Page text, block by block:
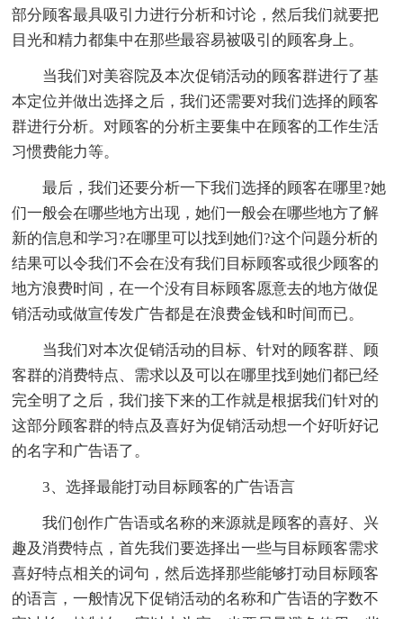
部分顾客最具吸引力进行分析和讨论，然后我们就要把
目光和精力都集中在那些最容易被吸引的顾客身上。
当我们对美容院及本次促销活动的顾客群进行了基
本定位并做出选择之后，我们还需要对我们选择的顾客
群进行分析。对顾客的分析主要集中在顾客的工作生活
习惯费能力等。
最后，我们还要分析一下我们选择的顾客在哪里?她
们一般会在哪些地方出现，她们一般会在哪些地方了解
新的信息和学习?在哪里可以找到她们?这个问题分析的
结果可以令我们不会在没有我们目标顾客或很少顾客的
地方浪费时间，在一个没有目标顾客愿意去的地方做促
销活动或做宣传发广告都是在浪费金钱和时间而已。
当我们对本次促销活动的目标、针对的顾客群、顾
客群的消费特点、需求以及可以在哪里找到她们都已经
完全明了之后，我们接下来的工作就是根据我们针对的
这部分顾客群的特点及喜好为促销活动想一个好听好记
的名字和广告语了。
3、选择最能打动目标顾客的广告语言
我们创作广告语或名称的来源就是顾客的喜好、兴
趣及消费特点，首先我们要选择出一些与目标顾客需求
喜好特点相关的词句，然后选择那些能够打动目标顾客
的语言，一般情况下促销活动的名称和广告语的字数不